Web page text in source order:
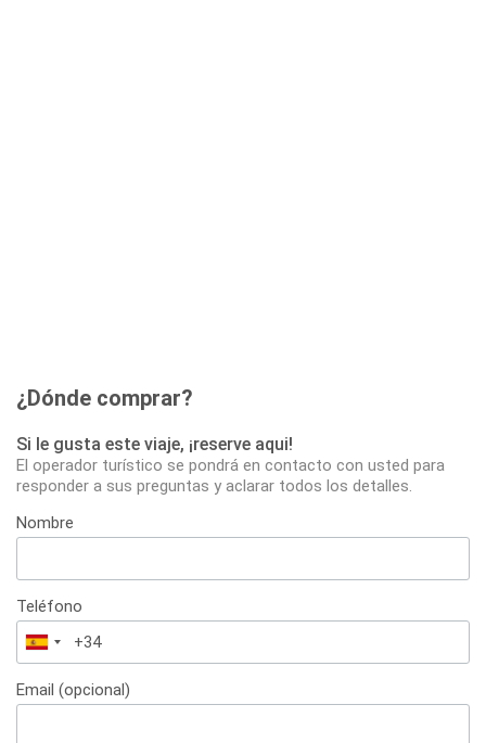
¿Dónde comprar?
Si le gusta este viaje, ¡reserve aqui!
El operador turístico se pondrá en contacto con usted para
responder a sus preguntas y aclarar todos los detalles.
Nombre
Teléfono
España
+34
Email (opcional)